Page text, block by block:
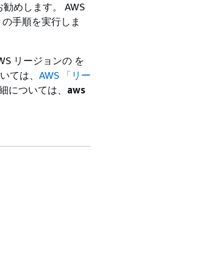
めします。 AWS
の手順を実行しま
リージョンの を
ては、 AWS 「リー
については、 aws